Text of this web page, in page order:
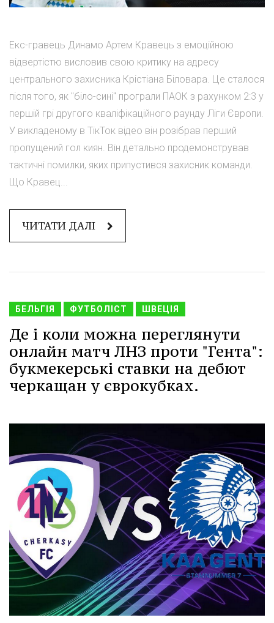
Екс-гравець Динамо Артем Кравець з емоційною
відвертістю висловив свою критику на адресу
центрального захисника Крістіана Біловара. Це сталося
після того, як "біло-сині" програли ПАОК з рахунком 2:3 у
першій грі другого кваліфікаційного раунду Ліги Європи.
У викладеному в ТікТок відео він розібрав перший
пропущений гол киян. Він детально продемонстрував
тактичні помилки, яких припустився захисник команди.
Що Кравец...
ЧИТАТИ ДАЛІ
БЕЛЬГІЯ ФУТБОЛІСТ ШВЕЦІЯ
Де і коли можна переглянути
онлайн матч ЛНЗ проти "Гента":
букмекерські ставки на дебют
черкащан у єврокубках.